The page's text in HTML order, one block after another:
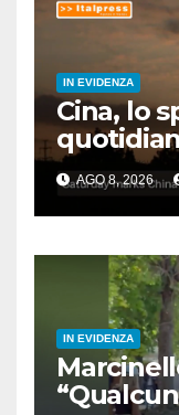
IN EVIDENZA
Cina, lo
minuti”
AGO 8, 2026
IN EVIDENZA